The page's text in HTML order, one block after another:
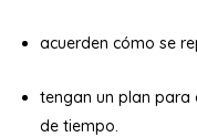
acuerden cómo se
tengan un plan para
de tiempo.